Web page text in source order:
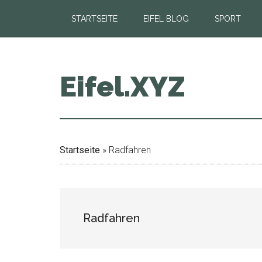
springen
springen
springen
STARTSEITE EIFEL BLOG SPORT
Eifel.XYZ
Startseite » Radfahren
Radfahren